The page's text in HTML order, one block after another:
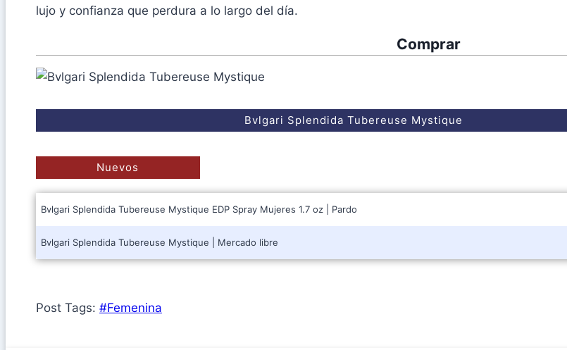
lujo y confianza que perdura a lo largo del día.
Comprar
Bvlgari Splendida Tubereuse Mystique
Nuevos
Bvlgari Splendida Tubereuse Mystique EDP Spray Mujeres 1.7 oz | Pardo
Bvlgari Splendida Tubereuse Mystique | Mercado libre
Post Tags: #Femenina